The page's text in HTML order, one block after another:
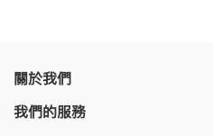
關於我們
我們的服務